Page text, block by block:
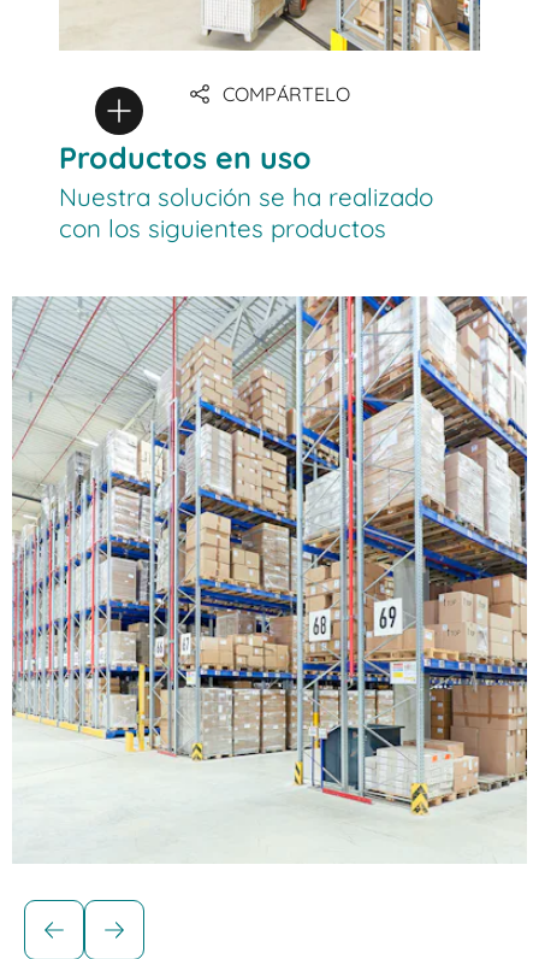
COMPÁRTELO
Productos en uso
Nuestra solución se ha realizado
con los siguientes productos
Soluciones para cargas paletizadas